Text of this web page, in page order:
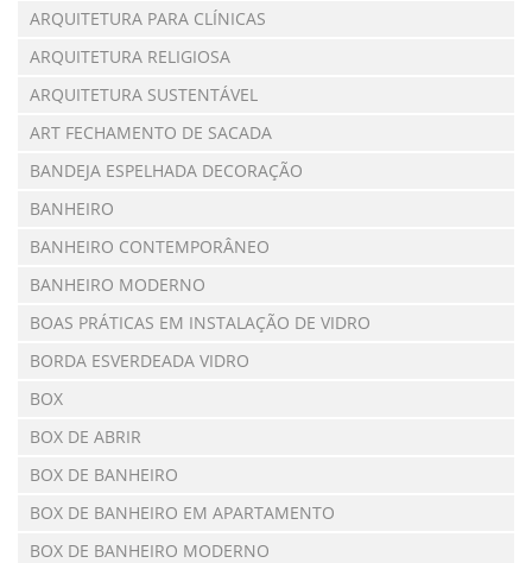
ARQUITETURA PARA CLÍNICAS
ARQUITETURA RELIGIOSA
ARQUITETURA SUSTENTÁVEL
ART FECHAMENTO DE SACADA
BANDEJA ESPELHADA DECORAÇÃO
BANHEIRO
BANHEIRO CONTEMPORÂNEO
BANHEIRO MODERNO
BOAS PRÁTICAS EM INSTALAÇÃO DE VIDRO
BORDA ESVERDEADA VIDRO
BOX
BOX DE ABRIR
BOX DE BANHEIRO
BOX DE BANHEIRO EM APARTAMENTO
BOX DE BANHEIRO MODERNO